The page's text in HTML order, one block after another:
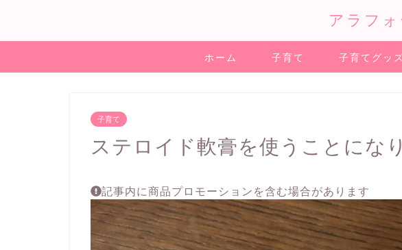
アラフ
ホーム 子育て 子育てグッ
子育て
ステロイド軟膏を使うことにな
記事内に商品プロモーションを含む場合があります